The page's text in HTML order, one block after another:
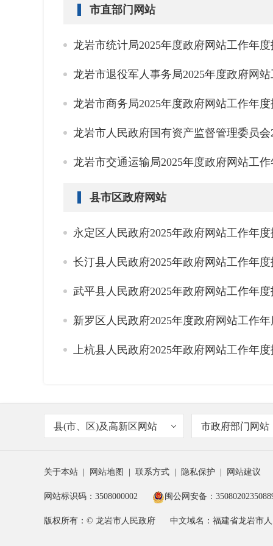
市直部门网站
龙岩市统计局2025年度政府网站工作年度
龙岩市退役军人事务局2025年度政府网
龙岩市商务局2025年度政府网站工作年度
龙岩市人民政府国有资产监督管理委员
龙岩市交通运输局2025年度政府网站工
县市区政府网站
永定区人民政府2025年政府网站工作年度
长汀县人民政府2025年政府网站工作年度
武平县人民政府2025年政府网站工作年度
新罗区人民政府2025年度政府网站工作
上杭县人民政府2025年政府网站工作年度
县(市、区)及高新区网站 市政府部门网站
关于本站 网站地图 联系方式 隐私保护 网站建议
网站标识码：3508000002 闽公网安备：
版权所有：© 龙岩市人民政府 中文域名：福建省龙岩市